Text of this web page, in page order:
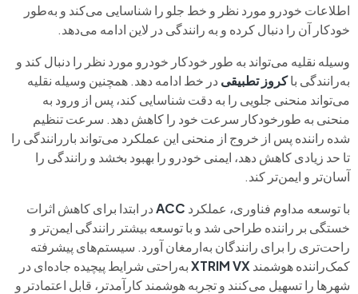
اطلاعات خودرو مورد نظر و خط جلو را شناسایی می‌کند و به‌طور
خودکار آن را دنبال کرده و به‌ رانندگی در لاین ادامه می‌دهد.
وسیله‌ نقلیه می‌تواند به‌ طور خودکار خودرو مورد نظر را دنبال کند و
به‌رانندگی باکروز تطبیقی در خط ادامه دهد. همچنین وسیله‌ نقلیه
می‌تواند منحنی جلویی را به‌ دقت شناسایی کند، پس از ورود به‌
منحنی به‌ طورخودکار سرعت خود را کاهش دهد. سرعت تنظیم‌
شده راننده پس از خروج از منحنی این عملکرد می‌تواند باررانندگی را
تا حد زیادی کاهش دهد، ایمنی خودرو را بهبود بخشد و رانندگی را
آسان‌تر و ایمن‌تر کند.
با توسعه مداوم فناوری، عملکرد ACCدر ابتدا برای کاهش اثرات
خستگی بر راننده طراحی شد و با توسعه بیشتر رانندگی ایمن‌تر و
راحت‌تری را برای رانندگان به‌ارمغان آورد. سیستم‌های پیشرفته
کمک‌راننده هوشمند
XTRIMVX
به‌راحتی شرایط پیچیده جاده‌ای در
شهرها را تسهیل می‌کنند و تجربه هوشمند کارآمدتر، قابل اعتمادتر و